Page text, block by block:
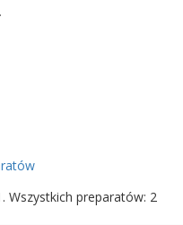
Wszystkich preparatów: 2